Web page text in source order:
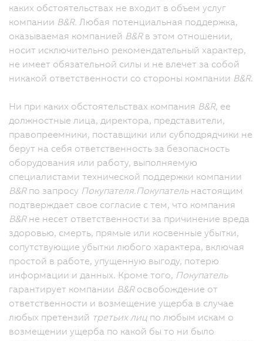
каких обстоятельствах не входит в объем услуг
компании B&R. Любая потенциальная поддержка,
оказываемая компанией B&Rв этом отношении,
носит исключительно рекомендательный характер,
не имеет обязательной силы и не влечет за собой
никакой ответственности со стороны компании B&R.
Ни при каких обстоятельствах компания B&R, ее
должностные лица, директора, представители,
правопреемники, поставщики или субподрядчики не
берут на себя ответственность за безопасность
оборудования или работу, выполняемую
специалистами технической поддержки компании
B&Rпо запросу Покупателя. Покупательнастоящим
подтверждает свое согласие с тем, что компания
B&Rне несет ответственности за причинение вреда
здоровью, смерть, прямые или косвенные убытки,
сопутствующие убытки любого характера, включая
простой в работе, упущенную выгоду, потерю
информации и данных. Кроме того, Покупатель
гарантирует компании B&Rосвобождение от
ответственности и возмещение ущерба в случае
любых претензий третьих лиц по любым искам о
возмещении ущерба по какой бы то ни было